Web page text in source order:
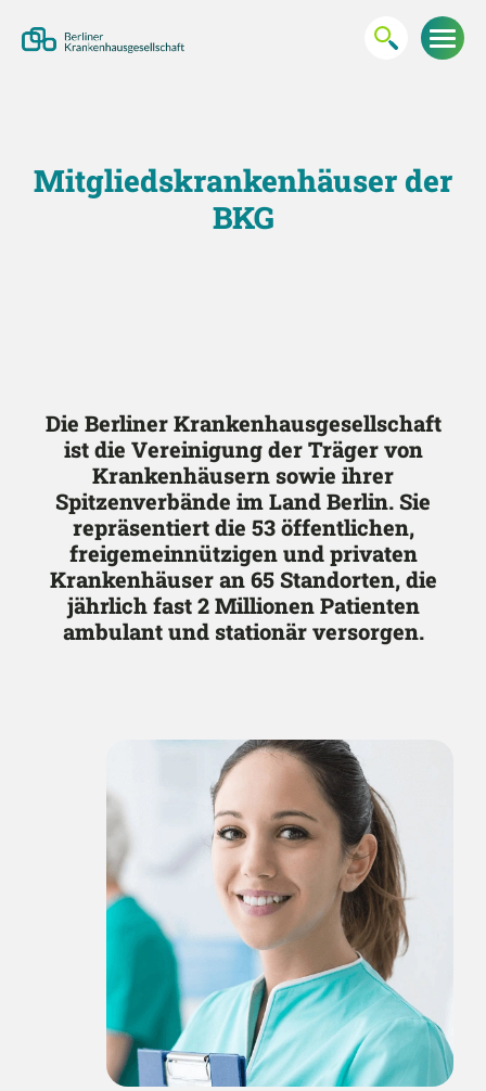
Mitgliedskrankenhäuser der
BKG
Die Berliner Krankenhausgesellschaft
ist die Vereinigung der Träger von
Krankenhäusern sowie ihrer
Spitzenverbände im Land Berlin. Sie
repräsentiert die 53 öffentlichen,
freigemeinnützigen und privaten
Krankenhäuser an 65 Standorten, die
jährlich fast 2 Millionen Patienten
ambulant und stationär versorgen.